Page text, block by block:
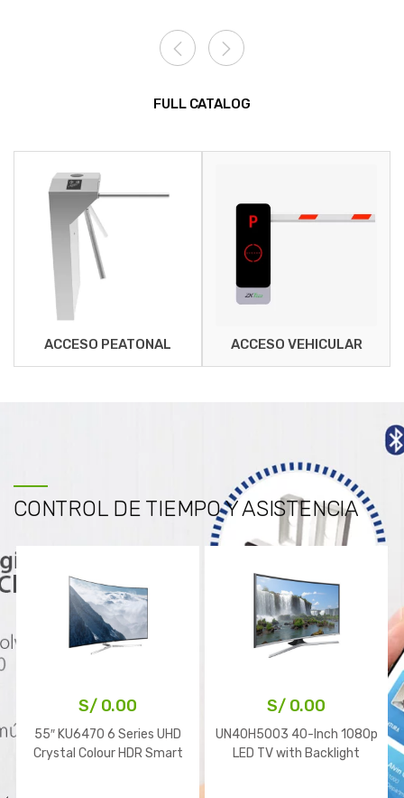
FULL CATALOG
ACCESO PEATONAL ACCESO VEHICULAR
CONTROL DE TIEMPO Y ASISTENCIA
S/0.00
55″ KU6470 6 Series UHD
Crystal Colour HDR Smart
S/0.00
UN40H5003 40-Inch 1080p
LED TV with Backlight